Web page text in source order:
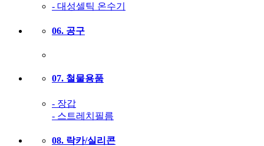
- 대성셀틱 온수기
06. 공구
07. 철물용품
- 장갑
- 스트레치필름
08. 락카/실리콘